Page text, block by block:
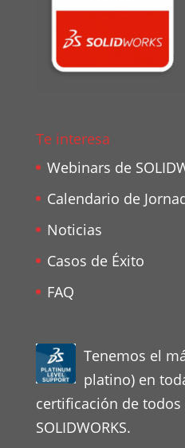
Te interesa
Webinars de
Calendario de
Noticias
Casos de Éxito
FAQ
Tenemos el
platino) en
certificación de
SOLIDWORKS.